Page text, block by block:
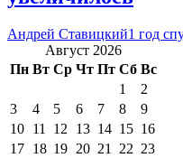
Андрей Ставицкий1 год
Август 2026
Пн Вт Ср Чт Пт Сб Вс
1
2
3
4 5 6 7 8
9
10 11 12 13 14 15 16
17 18 19 20 21 22 23